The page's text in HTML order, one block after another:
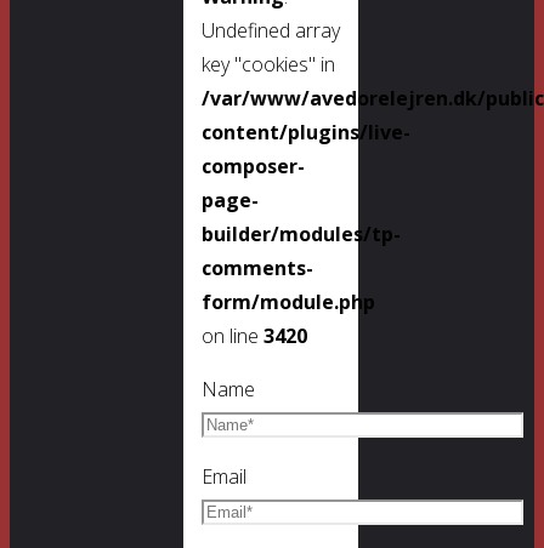
Undefined array
key "cookies" in
/var/www/avedorelejren.dk/
content/plugins/live-
composer-
page-
builder/modules/tp-
comments-
form/module.php
on line 3420
Name
Email